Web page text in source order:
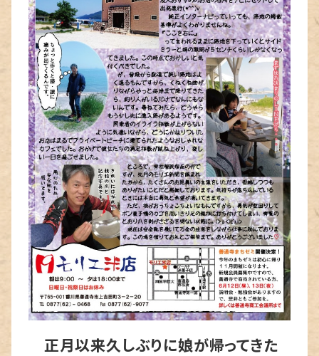
正月以来久しぶりに娘が帰ってきた